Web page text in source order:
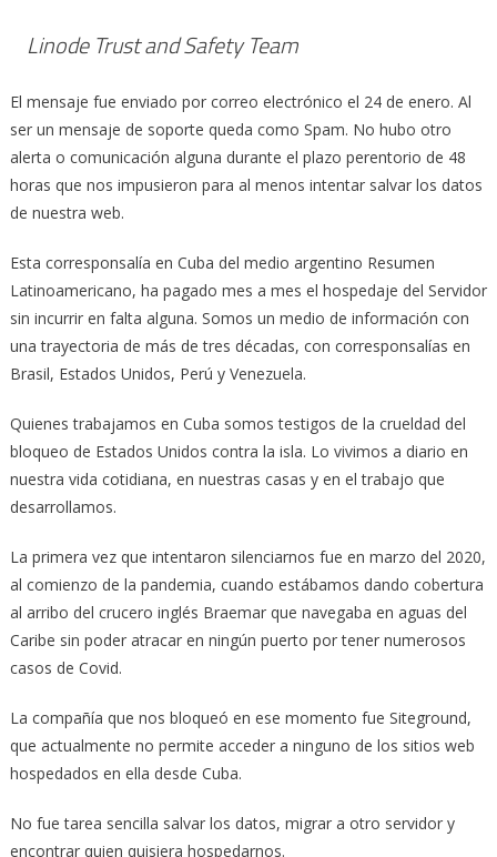
Linode Trust and Safety Team
El mensaje fue enviado por correo electrónico el 24 de enero. Al
ser un mensaje de soporte queda como Spam. No hubo otro
alerta o comunicación alguna durante el plazo perentorio de 48
horas que nos impusieron para al menos intentar salvar los datos
de nuestra web.
Esta corresponsalía en Cuba del medio argentino Resumen
Latinoamericano, ha pagado mes a mes el hospedaje del Servidor
sin incurrir en falta alguna. Somos un medio de información con
una trayectoria de más de tres décadas, con corresponsalías en
Brasil, Estados Unidos, Perú y Venezuela.
Quienes trabajamos en Cuba somos testigos de la crueldad del
bloqueo de Estados Unidos contra la isla. Lo vivimos a diario en
nuestra vida cotidiana, en nuestras casas y en el trabajo que
desarrollamos.
La primera vez que intentaron silenciarnos fue en marzo del 2020,
al comienzo de la pandemia, cuando estábamos dando cobertura
al arribo del crucero inglés Braemar que navegaba en aguas del
Caribe sin poder atracar en ningún puerto por tener numerosos
casos de Covid.
La compañía que nos bloqueó en ese momento fue Siteground,
que actualmente no permite acceder a ninguno de los sitios web
hospedados en ella desde Cuba.
No fue tarea sencilla salvar los datos, migrar a otro servidor y
encontrar quien quisiera hospedarnos.